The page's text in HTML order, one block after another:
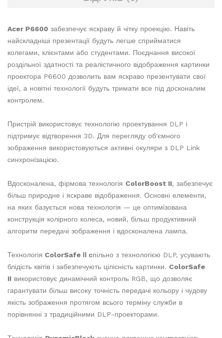
Acer P6600 забезпечує яскраву й чітку проекцію. Навіть
найскладніші презентації будуть легше сприйматися
колегами, клієнтами або студентами. Поєднання високої
роздільної здатності та реалістичного відображення картинки
проектора P6600 дозволить вам яскраво презентувати свої
ідеї, а новітні технології будуть тримати все під досконалим
контролем.
Пристрій використовує технологію проектування DLP і
підтримує відтворення 3D. Для перегляду об'ємного
зображення використовуються активні окуляри з DLP Link
синхронізацією.
Вдосконалена, фірмова технологія ColorBoost II, забезпечує
більш природне і яскраве відображення. Основні елементи,
на яких базується нова технологія — це оптимізована
конструкція колірного колеса, новий, більш продуктивний
алгоритм передачі зображення і вдосконалена лампа.
Технологія ColorSafe ІІ спільно з технологією DLP, усувають
блідість квітів і забезпечують цілісність картинки. ColorSafe
II використовує динамічний контроль RGB, що дозволяє
гарантувати більш високу точність передачі кольору і чудову
якість зображення протягом всього терміну служби в
порівнянні з традиційними DLP-проекторами.